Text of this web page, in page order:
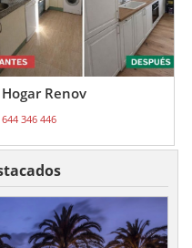
Hogar Renov
644 346 446